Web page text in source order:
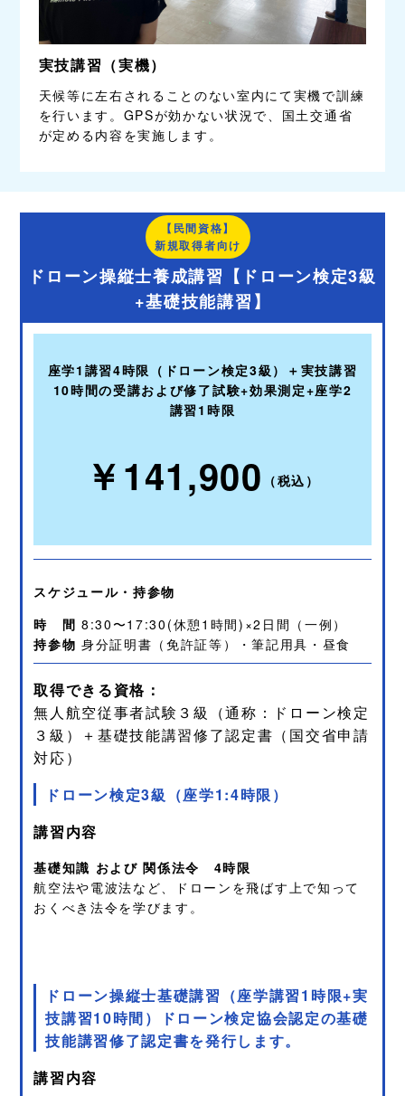
実技講習（実機）
天候等に左右されることのない室内にて実機で訓練
を行います。GPSが効かない状況で、国土交通省
が定める内容を実施します。
【民間資格】
新規取得者向け
ドローン操縦士養成講習【ドローン検定3級
+基礎技能講習】
座学1講習4時限（ドローン検定3級）＋実技講習
10時間の受講および修了試験+効果測定+座学2
講習1時限
￥141,900 （税込）
スケジュール・持参物
時 間 8:30〜17:30(休憩1時間)×2日間（一例）
持参物 身分証明書（免許証等）・筆記用具・昼食
取得できる資格：
無人航空従事者試験３級（通称：ドローン検定
３級）＋基礎技能講習修了認定書（国交省申請
対応）
ドローン検定3級（座学1:4時限）
講習内容
基礎知識 および 関係法令 4時限
航空法や電波法など、ドローンを飛ばす上で知って
おくべき法令を学びます。
ドローン操縦士基礎講習（座学講習1時限+実
技講習10時間）
ドローン検定協会認定の基礎
技能講習修了認定書を発行します。
講習内容